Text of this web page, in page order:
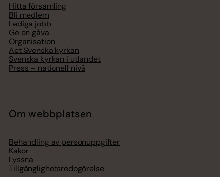
Hitta församling
Bli medlem
Lediga jobb
Ge en gåva
Organisation
Act Svenska kyrkan
Svenska kyrkan i utlandet
Press – nationell nivå
Om webbplatsen
Behandling av personuppgifter
Kakor
Lyssna
Tillgänglighetsredogörelse